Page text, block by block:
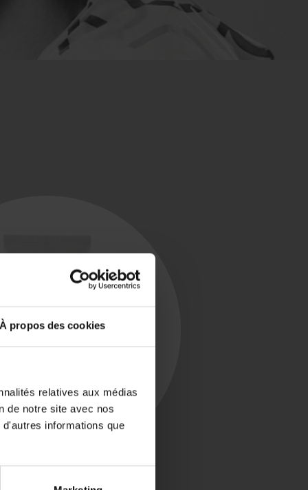
À propos des cookies
relatives aux médias
de notre site avec nos
informations que